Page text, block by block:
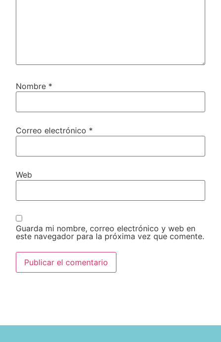
Nombre *
Correo electrónico *
Web
Guarda mi nombre, correo electrónico y web en
este navegador para la próxima vez que comente.